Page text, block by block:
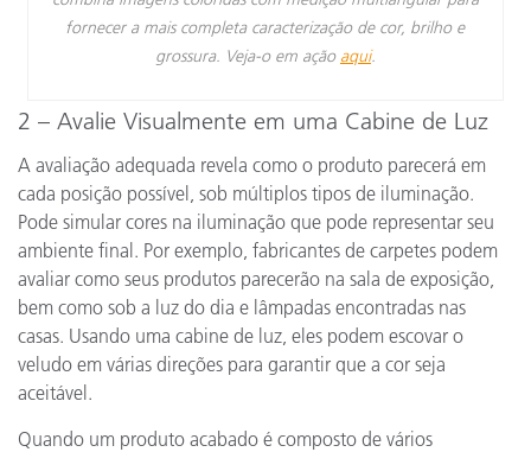
fornecer a mais completa caracterização de cor, brilho e
grossura. Veja-o em ação aqui.
2 – Avalie Visualmente em uma Cabine de Luz
A avaliação adequada revela como o produto parecerá em
cada posição possível, sob múltiplos tipos de iluminação.
Pode simular cores na iluminação que pode representar seu
ambiente final. Por exemplo, fabricantes de carpetes podem
avaliar como seus produtos parecerão na sala de exposição,
bem como sob a luz do dia e lâmpadas encontradas nas
casas. Usando uma cabine de luz, eles podem escovar o
veludo em várias direções para garantir que a cor seja
aceitável.
Quando um produto acabado é composto de vários